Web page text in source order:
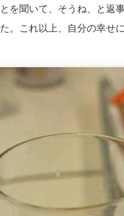
を聞いて、そうね、と
。これ以上、自分の幸せ